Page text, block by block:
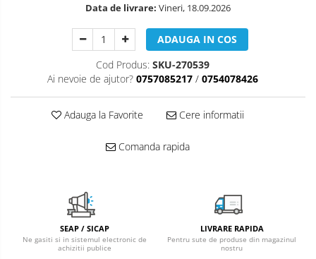
Radiatoare/Calorifere din otel
Calorifer din otel GOBE
Radiator otel AIRFEL
Radiatoare/Calorifere din otel
KERMI COMPACT
- Profil Rotund
RADIATOARE DE BAIE DIN OTEL
Radiatoare din aluminiu
Data de livrare: Vineri, 18.09.2026
ADAUGA IN COS
Cod Produs: SKU-270539
Ai nevoie de ajutor? 0757085217 / 0754078426
Adauga la Favorite Cere informatii
Comanda rapida
SEAP / SICAP
Ne gasiti si in sistemul electronic de
achizitii publice
LIVRARE RAPIDA
Pentru sute de produse din magazinul
nostru